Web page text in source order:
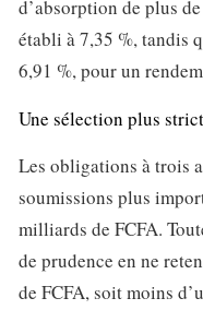
d’absorption de plus
établi à 7,35 %, tandis
6,91 %, pour un
Une sélection plus
Les obligations à trois
soumissions plus
milliards de FCFA.
de prudence en ne
de FCFA, soit moins